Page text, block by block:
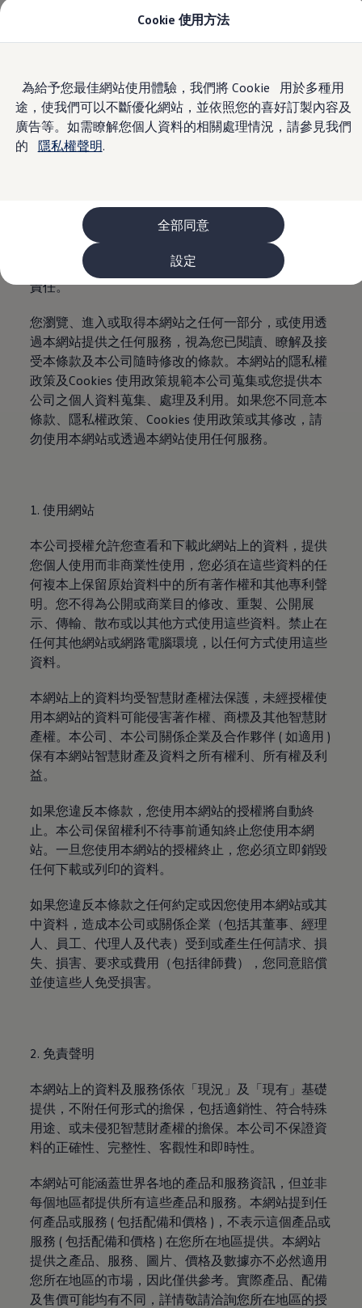
Cookie 使用方法
為給予您最佳網站使用體驗，我們將 Cookie 用於多種用
途，使我們可以不斷優化網站，並依照您的喜好訂製內容及
廣告等。如需瞭解您個人資料的相關處理情況，請參見我們
的 隱私權聲明.
全部同意
設定
main
content
to
footer
The ID.5 GTX
The Polo
The new Polo GTI
The Golf
The Golf GTI
The Golf R
The Touran
The T-Cross
The all-new T-Roc
The Tiguan
The Passat
購車及優惠
新車購車優惠
原廠認證中古車購車優惠
長期租賃優惠
原廠認證中古車 Certified Pre-Owned
八大保證
最新優惠
車輛搜尋
愛車出售
多元移動服務
長期租賃方案
車主服務
品質保固服務
保養與維修
保養與檢查
長里程彈性保養
維修與支援
原廠健檢服務
原廠零件與配件
車身與漆面
引擎與底盤
輪圈與輪胎
機油與油品
電池
福斯人禮遇計畫
MapCare 導航圖資
車主手冊下載
關於 Volkswagen
台灣福斯汽車
Volkswagen AG
體驗 Volkswagen
品牌專區
智慧、安全與駕馭樂趣
ID. 純電生活
最新消息
經銷網絡
財務方案
關於福斯汽車財務服務
網站服務條款
謝謝您造訪本網站。本網站由台灣福斯股份有限公司
( 下稱為「本公司」 ) 運營。以下條款及條件 ( 簡稱
關係企業營運之行動應用程式或二手車網站之具有法
律拘束力之契約。本公司、Audi AG、Skoda MB及本
公司其他關係企業均屬福斯集團成員。本網站僅由本
公司提供，福斯集團其他成員對於本網站不承擔任何
責任。
您瀏覽、進入或取得本網站之任何一部分，或使用透
過本網站提供之任何服務，視為您已閱讀、瞭解及接
受本條款及本公司隨時修改的條款。本網站的隱私權
政策及Cookies 使用政策規範本公司蒐集或您提供本
公司之個人資料蒐集、處理及利用。如果您不同意本
條款、隱私權政策、Cookies 使用政策或其修改，請
勿使用本網站或透過本網站使用任何服務。
1. 使用網站
本公司授權允許您查看和下載此網站上的資料，提供
您個人使用而非商業性使用，您必須在這些資料的任
何複本上保留原始資料中的所有著作權和其他專利聲
明。您不得為公開或商業目的修改、重製、公開展
示、傳輸、散布或以其他方式使用這些資料。禁止在
任何其他網站或網路電腦環境，以任何方式使用這些
資料。
本網站上的資料均受智慧財產權法保護，未經授權使
用本網站的資料可能侵害著作權、商標及其他智慧財
產權。本公司、本公司關係企業及合作夥伴 ( 如適用 )
保有本網站智慧財產及資料之所有權利、所有權及利
益。
如果您違反本條款，您使用本網站的授權將自動終
止。本公司保留權利不待事前通知終止您使用本網
站。一旦您使用本網站的授權終止，您必須立即銷毀
任何下載或列印的資料。
如果您違反本條款之任何約定或因您使用本網站或其
中資料，造成本公司或關係企業（包括其董事、經理
人、員工、代理人及代表）受到或產生任何請求、損
失、損害、要求或費用（包括律師費），您同意賠償
並使這些人免受損害。
2. 免責聲明
本網站上的資料及服務係依「現況」及「現有」基礎
提供，不附任何形式的擔保，包括適銷性、符合特殊
用途、或未侵犯智慧財產權的擔保。本公司不保證資
料的正確性、完整性、客觀性和即時性。
本網站可能涵蓋世界各地的產品和服務資訊，但並非
每個地區都提供所有這些產品和服務。本網站提到任
何產品或服務 ( 包括配備和價格 )，不表示這個產品或
服務 ( 包括配備和價格 ) 在您所在地區提供。本網站
提供之產品、服務、圖片、價格及數據亦不必然適用
您所在地區的市場，因此僅供參考。實際產品、配備
及售價可能均有不同，詳情敬請洽詢您所在地區的授